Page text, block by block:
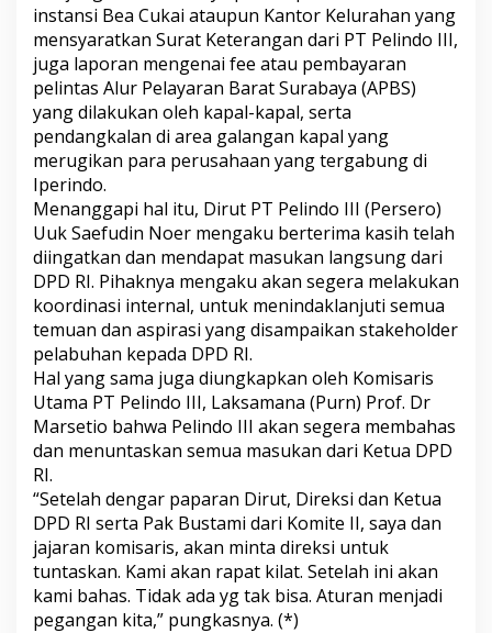
instansi Bea Cukai ataupun Kantor Kelurahan yang
mensyaratkan Surat Keterangan dari PT Pelindo III,
juga laporan mengenai fee atau pembayaran
pelintas Alur Pelayaran Barat Surabaya (APBS)
yang dilakukan oleh kapal-kapal, serta
pendangkalan di area galangan kapal yang
merugikan para perusahaan yang tergabung di
Iperindo.
Menanggapi hal itu, Dirut PT Pelindo III (Persero)
Uuk Saefudin Noer mengaku berterima kasih telah
diingatkan dan mendapat masukan langsung dari
DPD RI. Pihaknya mengaku akan segera melakukan
koordinasi internal, untuk menindaklanjuti semua
temuan dan aspirasi yang disampaikan stakeholder
pelabuhan kepada DPD RI.
Hal yang sama juga diungkapkan oleh Komisaris
Utama PT Pelindo III, Laksamana (Purn) Prof. Dr
Marsetio bahwa Pelindo III akan segera membahas
dan menuntaskan semua masukan dari Ketua DPD
RI.
“Setelah dengar paparan Dirut, Direksi dan Ketua
DPD RI serta Pak Bustami dari Komite II, saya dan
jajaran komisaris, akan minta direksi untuk
tuntaskan. Kami akan rapat kilat. Setelah ini akan
kami bahas. Tidak ada yg tak bisa. Aturan menjadi
pegangan kita,” pungkasnya. (*)